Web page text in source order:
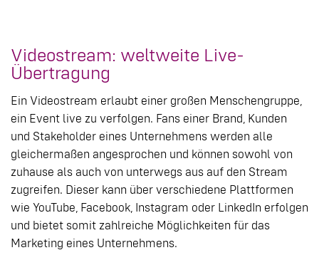
Videostream: weltweite Live-
Übertragung
Ein Videostream erlaubt einer großen Menschengruppe,
ein Event live zu verfolgen. Fans einer Brand, Kunden
und Stakeholder eines Unternehmens werden alle
gleichermaßen angesprochen und können sowohl von
zuhause als auch von unterwegs aus auf den Stream
zugreifen. Dieser kann über verschiedene Plattformen
wie YouTube, Facebook, Instagram oder LinkedIn erfolgen
und bietet somit zahlreiche Möglichkeiten für das
Marketing eines Unternehmens.